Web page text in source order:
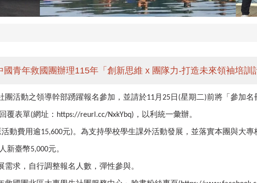
國青年救國團辦理115年「創新思維 x 團隊力-打造未來領袖培訓
團活動之領導幹部踴躍報名參加，並請於11月 25日 (星期二)前將「參加名
表單(網址： https://reurl.cc/NxkYbq) ，以利統一彙辦。
活動費用逾15,600元)。為支持學校學生課外活動發展，並落實本團與大
臺幣5,000元。
求，自行調整報名人數，彈性參與。